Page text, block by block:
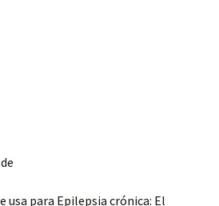
usa para Epilepsia crónica: El